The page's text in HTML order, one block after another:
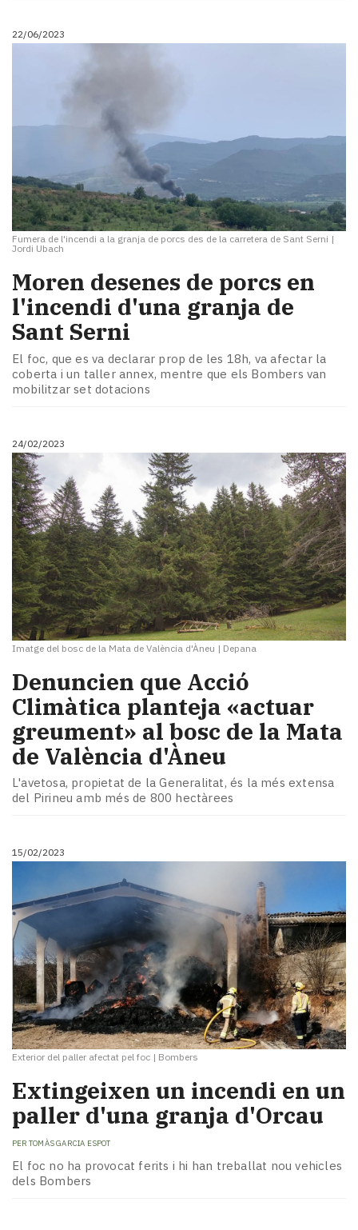
22/06/2023
Fumera de l'incendi a la granja de porcs des de la carretera de Sant Serni |
Jordi Ubach
Moren desenes de porcs en
l'incendi d'una granja de
Sant Serni
El foc, que es va declarar prop de les 18h, va afectar la
coberta i un taller annex, mentre que els Bombers van
mobilitzar set dotacions
24/02/2023
Imatge del bosc de la Mata de València d'Àneu | Depana
Denuncien que Acció
Climàtica planteja «actuar
greument» al bosc de la Mata
de València d'Àneu
L'avetosa, propietat de la Generalitat, és la més extensa
del Pirineu amb més de 800 hectàrees
15/02/2023
Exterior del paller afectat pel foc | Bombers
Extingeixen un incendi en un
paller d'una granja d'Orcau
PER TOMÀS GARCIA ESPOT
El foc no ha provocat ferits i hi han treballat nou vehicles
dels Bombers